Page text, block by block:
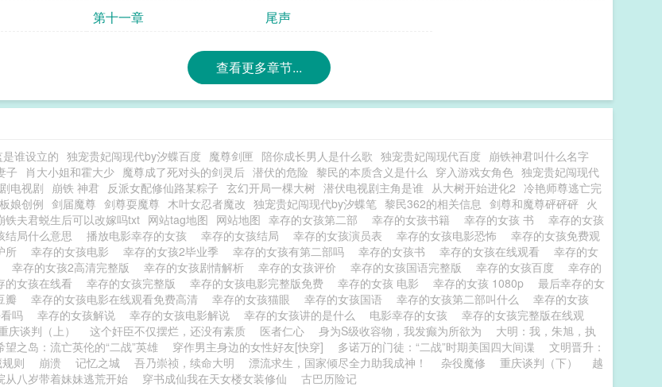
第十一章 尾声
查看更多章节...
谁设立的 独宠贵妃闯现代by汐蝶百度 魔尊剑匣 陪你成长男人是什么歌 独宠贵妃闯现代百度
崩铁神君叫什么名字
子
肖大小姐和霍大少 魔尊成了死对头的剑灵后 潜伏的危险 黎民的本质含义是什么 穿入游戏女角色 独宠贵妃闯现代
电视剧 崩铁 神君 反派女配修仙路某粽子 玄幻开局一棵大树 潜伏电视剧主角是谁 从大树开始进化2 冷艳师尊逃亡完
娘创例 剑届魔尊 剑尊耍魔尊 木叶女忍者魔改 独宠贵妃闯现代by汐蝶笔 黎民362的相关信息 剑尊和魔尊砰砰砰 火
铁夫君蜕生后可以改嫁吗txt 网站tag地图 网站地图 幸存的女孩第二部 幸存的女孩书籍 幸存的女孩 书
幸存的女孩
结局什么意思 播放电影幸存的女孩 幸存的女孩结局 幸存的女孩演员表 幸存的女孩电影恐怖
幸存的女孩免费观
所 幸存的女孩电影 幸存的女孩2毕业季 幸存的女孩有第二部吗 幸存的女孩书 幸存的女孩在线观看
幸存的女
幸存的女孩2高清完整版 幸存的女孩剧情解析 幸存的女孩评价 幸存的女孩国语完整版 幸存的女孩百度
幸存的
的女孩在线看 幸存的女孩完整版 幸存的女孩电影完整版免费 幸存的女孩 电影 幸存的女孩 1080p
最后幸存的女
瓣 幸存的女孩电影在线观看免费高清 幸存的女孩猫眼 幸存的女孩国语 幸存的女孩第二部叫什么
幸存的女孩
吗 幸存的女孩解说 幸存的女孩电影解说 幸存的女孩讲的是什么 电影幸存的女孩
幸存的女孩完整版在线观
庆谈判（上） 这个奸臣不仅摆烂，还没有素质 医者仁心 身为S级收容物，我发癫为所欲为
大明：我，朱旭，执
望之岛：流亡英伦的“二战”英雄 穿作男主身边的女性好友[快穿] 多诺万的门徒：“二战”时期美国四大间谍
文明晋升：
则
崩溃 记忆之城 吾乃崇祯，续命大明 漂流求生，国家倾尽全力助我成神！ 杂役魔修 重庆谈判（下）
越
从八岁带着妹妹逃荒开始 穿书成仙我在天女楼女装修仙 古巴历险记